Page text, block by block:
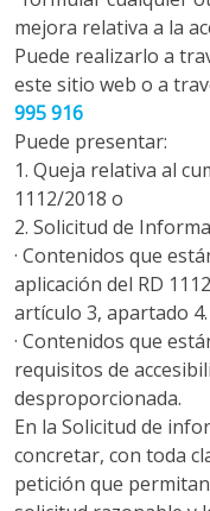
mejora relativa a la
Puede realizarlo a
este sitio web o a
995 916
Puede presentar:
1. Queja relativa al
1112/2018 o
2. Solicitud de
· Contenidos que
aplicación del RD
artículo 3, apartado 4.
· Contenidos que
requisitos de
desproporcionada.
En la Solicitud de
concretar, con toda
petición que